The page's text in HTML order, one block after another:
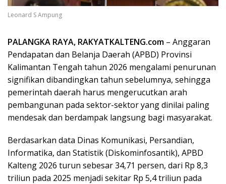
Leonard S Ampung
PALANGKA RAYA, RAKYATKALTENG.com – Anggaran
Pendapatan dan Belanja Daerah (APBD) Provinsi
Kalimantan Tengah tahun 2026 mengalami penurunan
signifikan dibandingkan tahun sebelumnya, sehingga
pemerintah daerah harus mengerucutkan arah
pembangunan pada sektor-sektor yang dinilai paling
mendesak dan berdampak langsung bagi masyarakat.
Berdasarkan data Dinas Komunikasi, Persandian,
Informatika, dan Statistik (Diskominfosantik), APBD
Kalteng 2026 turun sebesar 34,71 persen, dari Rp 8,3
triliun pada 2025 menjadi sekitar Rp 5,4 triliun pada